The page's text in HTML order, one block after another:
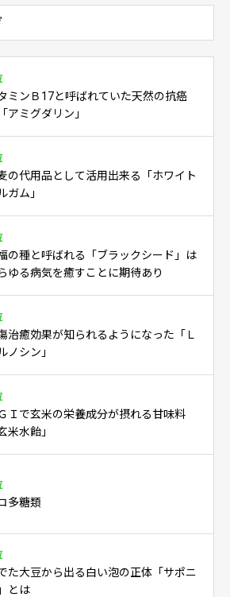
ミンＢ17と呼ばれていた天然の抗癌
アミグダリン」
の代用品として活用出来る「ホワイト
ガム」
の種と呼ばれる「ブラックシード」は
ゆる病気を癒すことに期待あり
治癒効果が知られるようになった「Ｌ
ノシン」
Ｉで玄米の栄養成分が摂れる甘味料
米水飴」
多糖類
た大豆から出る白い泡の正体「サポニ
とは